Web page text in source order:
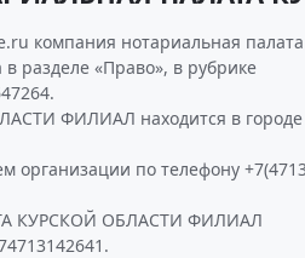
компания нотариальная палата
разделе «Право», в рубрике
ФИЛИАЛ находится в городе
организации по телефону
КУРСКОЙ ОБЛАСТИ ФИЛИАЛ